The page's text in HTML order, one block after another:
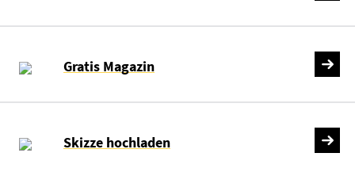
Gratis Magazin
Skizze hochladen